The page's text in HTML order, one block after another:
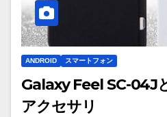
ANDROID スマートフォン
Galaxy Feel SC-04J
アクセサリ